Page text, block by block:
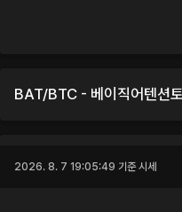
BAT/BTC - 베이직어텐션
2026. 8. 7 19:05:49 기준 시세